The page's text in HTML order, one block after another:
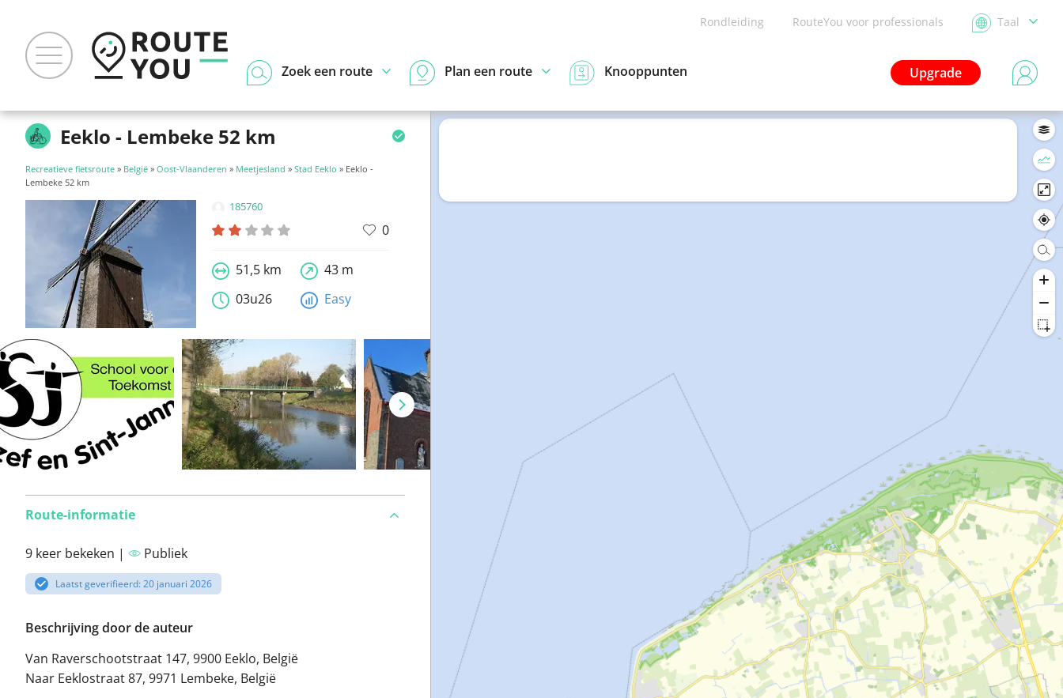
Rondleiding RouteYou voor professionals Taal
Upgrade
Zoek een route Plan een route Knooppunten
Eeklo - Lembeke 52 km
Recreatieve fietsroute » België » Oost-Vlaanderen » Meetjesland » Stad Eeklo » Eeklo -
Lembeke 52 km
185760
0
51,5 km
43 m
03u26
Easy
Route-informatie
9 keer bekeken | Publiek
Laatst geverifieerd: 20 januari 2026
Beschrijving door de auteur
Van Raverschootstraat 147, 9900 Eeklo, België
Naar Eeklostraat 87, 9971 Lembeke, België